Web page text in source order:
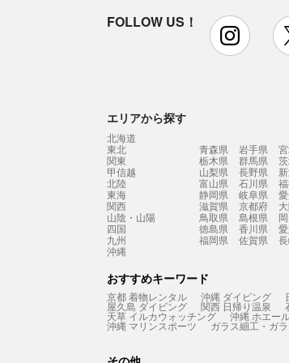
FOLLOW US！ instagram
エリアから探す
北海道
東北
青森県 岩手県
関東
栃木県 群馬県
甲信越
山梨県 長野県
北陸
富山県 石川県
東海
静岡県 岐阜県
関西
滋賀県 京都府
山陰・山陽
鳥取県 島根県
四国
徳島県 香川県
九州
福岡県 佐賀県
沖縄
おすすめキーワード
京都 着物レンタル 沖縄 ダイビング
屋久島 ダイビング 関西 日帰り温泉
天草 イルカウォッチング 沖縄 ホエー
沖縄 マリンスポーツ ガラス細工・ガ